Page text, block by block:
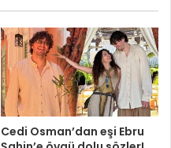
Cedi Osman’dan eşi Ebru